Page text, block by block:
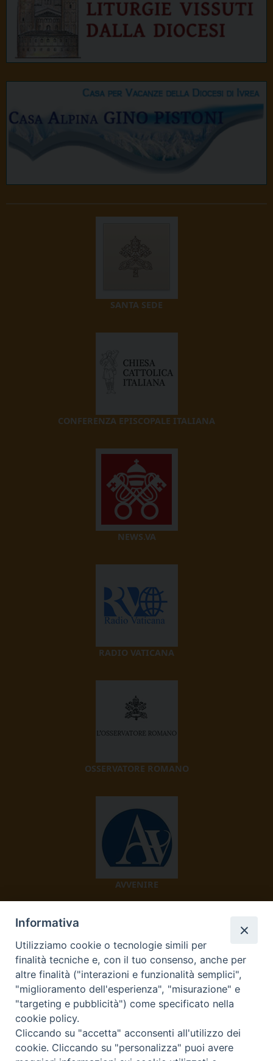
SANTA SEDE
CONFERENZA EPISCOPALE ITALIANA
NEWS.VA
RADIO VATICANA
OSSERVATORE ROMANO
AVVENIRE
TV 2000
Informativa
Utilizziamo cookie o tecnologie simili per
finalità tecniche e, con il tuo consenso, anche per
altre finalità ("interazioni e funzionalità semplici",
"miglioramento dell'esperienza", "misurazione" e
"targeting e pubblicità") come specificato nella
cookie policy.
Cliccando su "accetta" acconsenti all'utilizzo dei
cookie. Cliccando su "personalizza" puoi avere